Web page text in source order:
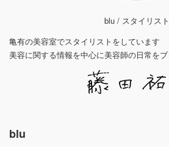
blu / スタイリスト
亀有の美容室でスタイリストをしています
美容に関する情報を中心に美容師の日常を
blu